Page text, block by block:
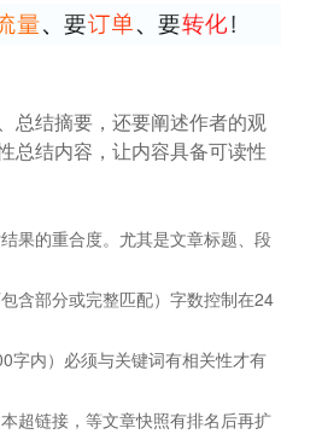
总结摘要，还要阐述作者的观
总结内容，让内容具备可读性
果的重合度。尤其是文章标题、段
含部分或完整匹配）字数控制在24
字内）必须与关键词有相关性才有
超链接，等文章快照有排名后再扩